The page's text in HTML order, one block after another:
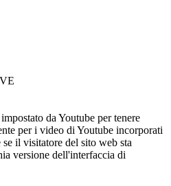
da Youtube per tenere
per i video di Youtube incorporati
il visitatore del sito web sta
versione dell'interfaccia di